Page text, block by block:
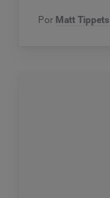
Por Matt Tippets